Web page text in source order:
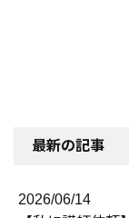
最新の記事
2026/06/14